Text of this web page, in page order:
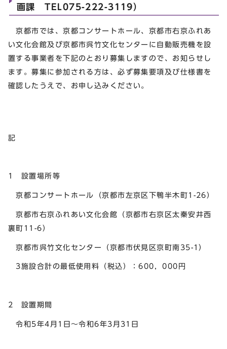
画課 TEL075-222-3119）
京都市では、京都コンサートホール、京都市右京ふれあ
い文化会館及び京都市呉竹文化センターに自動販売機を設
置する事業者を下記のとおり募集しますので、お知らせし
ます。募集に参加される方は、必ず募集要項及び仕様書を
確認したうえで、お申し込みください。
記
1 設置場所等
京都コンサートホール（京都市左京区下鴨半木町1-26）
京都市右京ふれあい文化会館（京都市右京区太秦安井西
裏町11-6）
京都市呉竹文化センター（京都市伏見区京町南35-1）
3施設合計の最低使用料（税込）：600，000円
2 設置期間
令和5年4月1日～令和6年3月31日